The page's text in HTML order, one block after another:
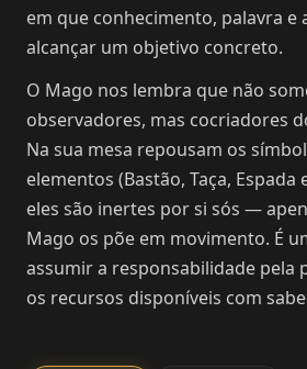
em que conhecimento, palavra e
alcançar um objetivo concreto.
O Mago nos lembra que não
observadores, mas cocriadores
Na sua mesa repousam os
elementos (Bastão, Taça, Espada
eles são inertes por si sós —
Mago os põe em movimento. É
assumir a responsabilidade pela
os recursos disponíveis com